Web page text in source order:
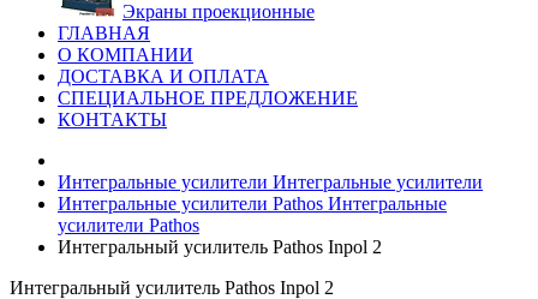
Экраны проекционные
ГЛАВНАЯ
О КОМПАНИИ
ДОСТАВКА И ОПЛАТА
СПЕЦИАЛЬНОЕ ПРЕДЛОЖЕНИЕ
КОНТАКТЫ
Интегральные усилители Интегральные усилители
Интегральные усилители Pathos Интегральные
усилители Pathos
Интегральный усилитель Pathos Inpol 2
Интегральный усилитель Pathos Inpol 2